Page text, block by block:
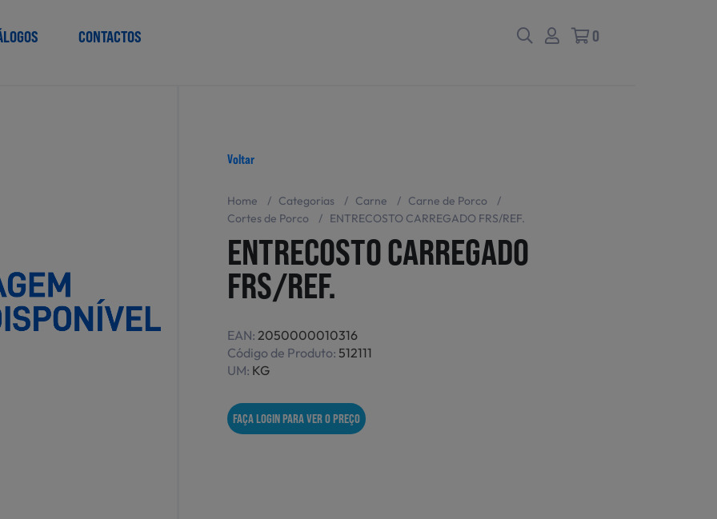
CONTACTOS 0
Voltar
Home / Categorias / Carne / Carne de Porco
/
Cortes de Porco
/ ENTRECOSTO CARREGADO FRS/REF.
ENTRECOSTO CARREGADO
FRS/REF.
EAN: 2050000010316
Código de Produto: 512111
UM: KG
FAÇA LOGIN PARA VER O PREÇO